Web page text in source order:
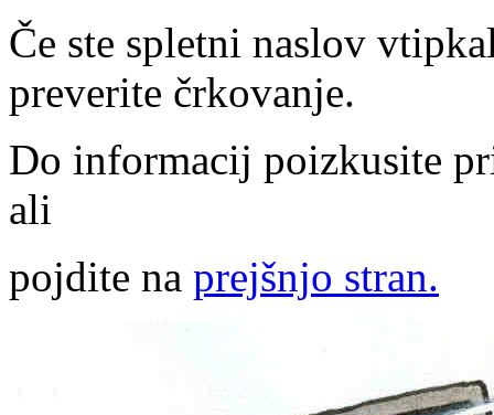
Če ste spletni naslov
preverite črkovanje.
Do informacij poizkusite
ali
pojdite na prejšnjo stran.